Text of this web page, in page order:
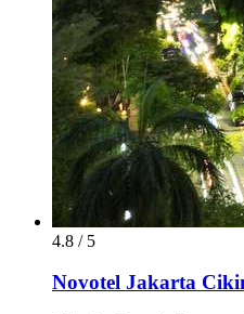
4.8 / 5
Novotel Jakarta